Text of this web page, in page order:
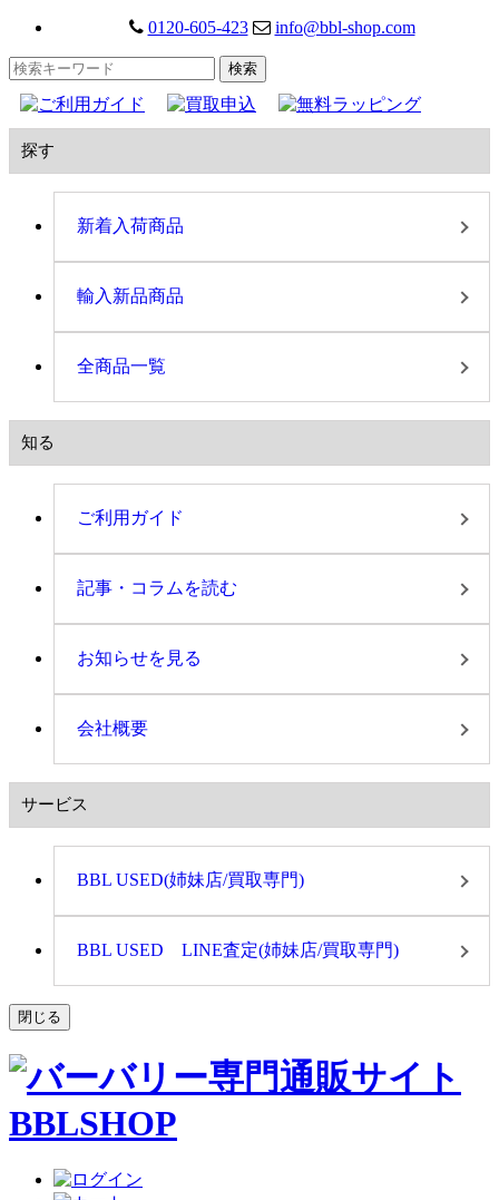
0120-605-423 info@bbl-shop.com
探す
新着入荷商品
輸入新品商品
全商品一覧
知る
ご利用ガイド
記事・コラムを読む
お知らせを見る
会社概要
サービス
BBL USED(姉妹店/買取専門)
BBL USED LINE査定(姉妹店/買取専門)
閉じる